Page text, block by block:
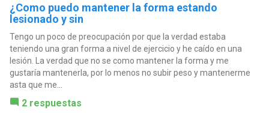
¿Como puedo mantener la forma estando
lesionado y sin
Tengo un poco de preocupación por que la verdad estaba
teniendo una gran forma a nivel de ejercicio y he caído en una
lesión. La verdad que no se como mantener la forma y me
gustaría mantenerla, por lo menos no subir peso y mantenerme
asta que me...
2 respuestas